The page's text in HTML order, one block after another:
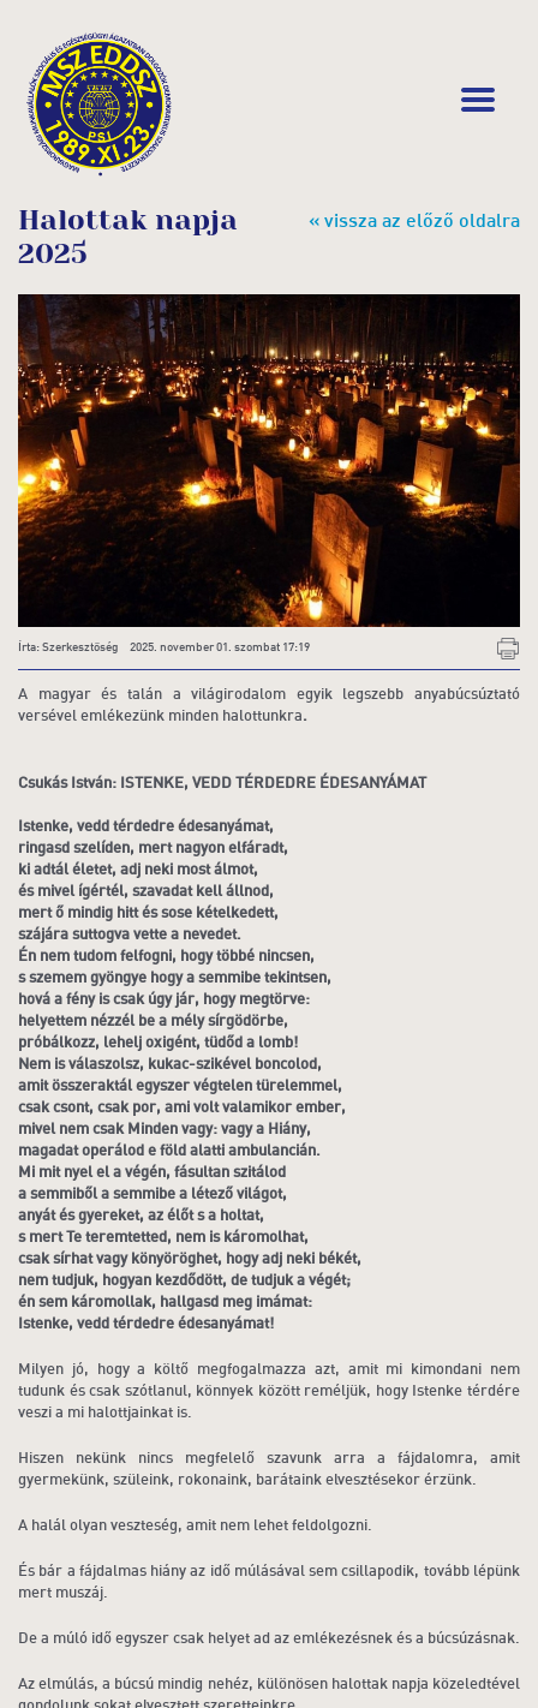
« vissza az előző oldalra
Halottak napja
2025
Írta: Szerkesztőség 2025. november 01. szombat 17:19
A magyar és talán a világirodalom egyik legszebb anyabúcsúztató
versével emlékezünk minden halottunkra.
Csukás István: ISTENKE, VEDD TÉRDEDRE ÉDESANYÁMAT
Istenke, vedd térdedre édesanyámat,
ringasd szelíden, mert nagyon elfáradt,
ki adtál életet, adj neki most álmot,
és mivel ígértél, szavadat kell állnod,
mert ő mindig hitt és sose kételkedett,
szájára suttogva vette a nevedet.
Én nem tudom felfogni, hogy többé nincsen,
s szemem gyöngye hogy a semmibe tekintsen,
hová a fény is csak úgy jár, hogy megtörve:
helyettem nézzél be a mély sírgödörbe,
próbálkozz, lehelj oxigént, tüdőd a lomb!
Nem is válaszolsz, kukac-szikével boncolod,
amit összeraktál egyszer végtelen türelemmel,
csak csont, csak por, ami volt valamikor ember,
mivel nem csak Minden vagy: vagy a Hiány,
magadat operálod e föld alatti ambulancián.
Mi mit nyel el a végén, fásultan szitálod
a semmiből a semmibe a létező világot,
anyát és gyereket, az élőt s a holtat,
s mert Te teremtetted, nem is káromolhat,
csak sírhat vagy könyöröghet, hogy adj neki békét,
nem tudjuk, hogyan kezdődött, de tudjuk a végét;
én sem káromollak, hallgasd meg imámat:
Istenke, vedd térdedre édesanyámat!
Milyen jó, hogy a költő megfogalmazza azt, amit mi kimondani nem
tudunk és csak szótlanul, könnyek között reméljük, hogy Istenke térdére
veszi a mi halottjainkat is.
Hiszen nekünk nincs megfelelő szavunk arra a fájdalomra, amit
gyermekünk, szüleink, rokonaink, barátaink elvesztésekor érzünk.
A halál olyan veszteség, amit nem lehet feldolgozni.
És bár a fájdalmas hiány az idő múlásával sem csillapodik, tovább lépünk
mert muszáj.
De a múló idő egyszer csak helyet ad az emlékezésnek és a búcsúzásnak.
Az elmúlás, a búcsú mindig nehéz, különösen halottak napja közeledtével